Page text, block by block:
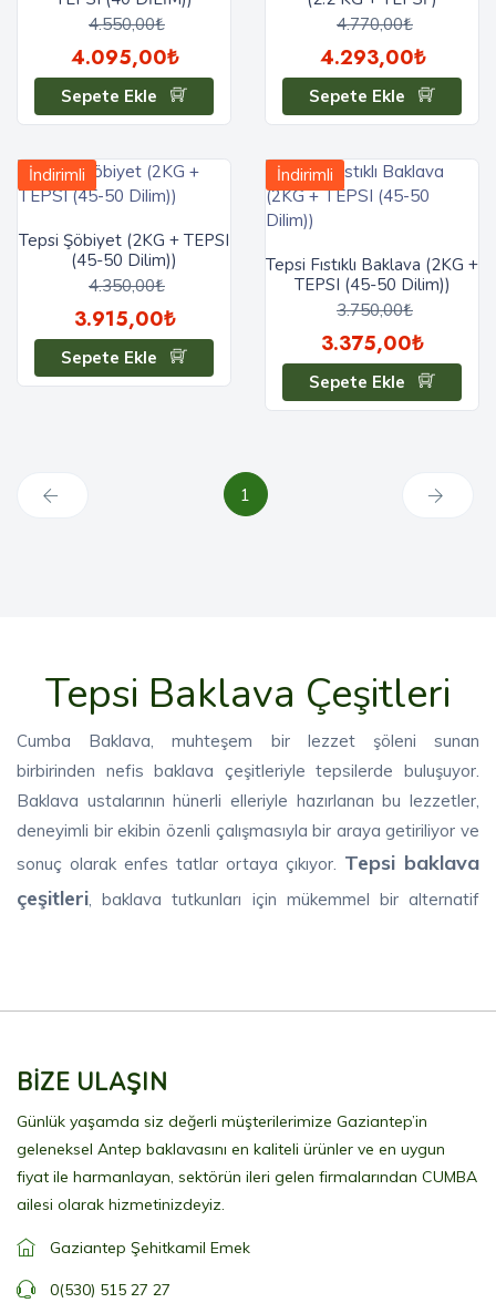
4.550,00₺
4.095,00₺
Sepete Ekle
4.770,00₺
4.293,00₺
Sepete Ekle
İndirimli
Tepsi Şöbiyet (2KG + TEPSI
(45-50 Dilim))
4.350,00₺
3.915,00₺
Sepete Ekle
İndirimli
Tepsi Fıstıklı Baklava (2KG +
TEPSI (45-50 Dilim))
3.750,00₺
3.375,00₺
Sepete Ekle
1
Tepsi Baklava Çeşitleri
Cumba Baklava, muhteşem bir lezzet şöleni sunan
birbirinden nefis baklava çeşitleriyle tepsilerde buluşuyor.
Baklava ustalarının hünerli elleriyle hazırlanan bu lezzetler,
deneyimli bir ekibin özenli çalışmasıyla bir araya getiriliyor ve
sonuç olarak enfes tatlar ortaya çıkıyor. Tepsi baklava
çeşitleri, baklava tutkunları için mükemmel bir alternatif
Cumba Baklava'nın sunduğu
arasında şunlar bulunmaktadır:
Tepside Fıstıklı baklava
Kuru Baklava Tepside
Özel Kare Baklava Tepside
Özel Kuru Baklava Tepside
BİZE ULAŞIN
Günlük yaşamda siz değerli müşterilerimize Gaziantep’in
geleneksel Antep baklavasını en kaliteli ürünler ve en uygun
fiyat ile harmanlayan, sektörün ileri gelen firmalarından CUMBA
ailesi olarak hizmetinizdeyiz.
Gaziantep Şehitkamil Emek
0(530) 515 27 27